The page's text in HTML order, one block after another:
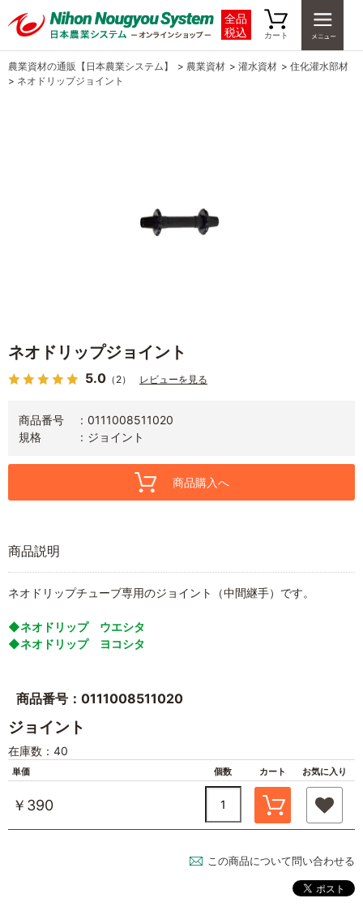
全品
税込
カート
農業資材の通販【日本農業システム】 > 農業資材 > 灌水資材 > 住化灌水部材
> ネオドリップジョイント
ネオドリップジョイント
5.0 （2） レビューを見る
商品番号
0111008511020
規格
ジョイント
商品購入へ
商品説明
ネオドリップチューブ専用のジョイント（中間継手）です。
◆ネオドリップ ウエシタ
◆ネオドリップ ヨコシタ
商品番号：0111008511020
ジョイント
在庫数：40
単価 個数 カート お気に入り
￥390
この商品について問い合わせる